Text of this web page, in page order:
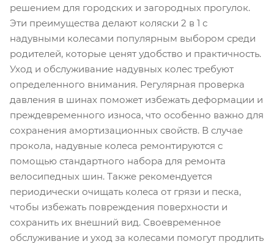
решением для городских и загородных прогулок.
Эти преимущества делают коляски 2 в 1 с
надувными колесами популярным выбором среди
родителей, которые ценят удобство и практичность.
Уход и обслуживание надувных колес требуют
определенного внимания. Регулярная проверка
давления в шинах поможет избежать деформации и
преждевременного износа, что особенно важно для
сохранения амортизационных свойств. В случае
прокола, надувные колеса ремонтируются с
помощью стандартного набора для ремонта
велосипедных шин. Также рекомендуется
периодически очищать колеса от грязи и песка,
чтобы избежать повреждения поверхности и
сохранить их внешний вид. Своевременное
обслуживание и уход за колесами помогут продлить